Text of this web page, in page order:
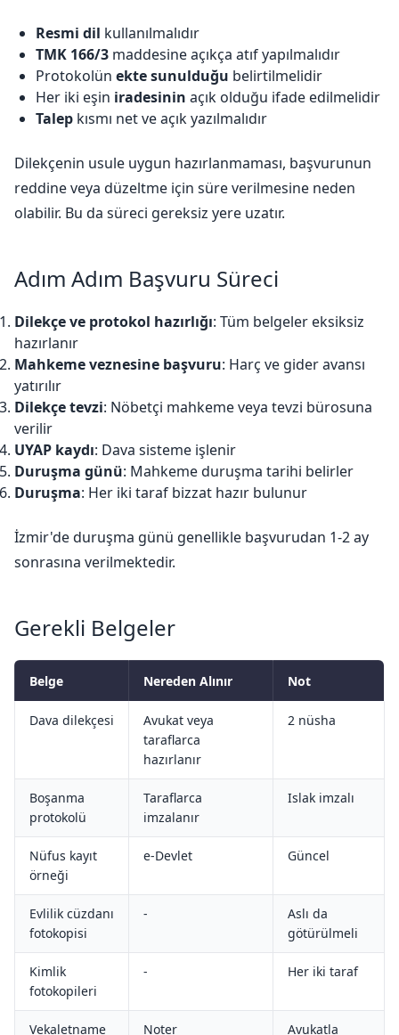
Resmi dil kullanılmalıdır
TMK 166/3 maddesine açıkça atıf yapılmalıdır
Protokolün ekte sunulduğu belirtilmelidir
Her iki eşin iradesinin açık olduğu ifade edilmelidir
Talep kısmı net ve açık yazılmalıdır
Dilekçenin usule uygun hazırlanmaması, başvurunun
reddine veya düzeltme için süre verilmesine neden
olabilir. Bu da süreci gereksiz yere uzatır.
Adım Adım Başvuru Süreci
Dilekçe ve protokol hazırlığı: Tüm belgeler eksiksiz
hazırlanır
Mahkeme veznesine başvuru: Harç ve gider avansı
yatırılır
Dilekçe tevzi: Nöbetçi mahkeme veya tevzi bürosuna
verilir
UYAP kaydı: Dava sisteme işlenir
Duruşma günü: Mahkeme duruşma tarihi belirler
Duruşma: Her iki taraf bizzat hazır bulunur
İzmir'de duruşma günü genellikle başvurudan 1-2 ay
sonrasına verilmektedir.
Gerekli Belgeler
Belge Nereden Alınır Not
Dava dilekçesi
Avukat veya
taraflarca
hazırlanır
2 nüsha
Boşanma
protokolü
Taraflarca
imzalanır
Islak imzalı
Nüfus kayıt
örneği
e-Devlet Güncel
Evlilik cüzdanı
fotokopisi
-
Aslı da
götürülmeli
Kimlik
fotokopileri
- Her iki taraf
Vekaletname Noter Avukatla